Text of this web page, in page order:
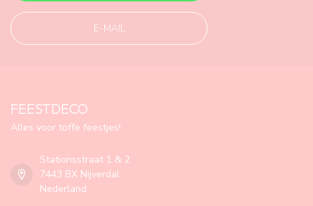
E-MAIL
FEESTDECO
Alles voor toffe feestjes!
Stationsstraat 1 & 2
7443 BX Nijverdal
Nederland